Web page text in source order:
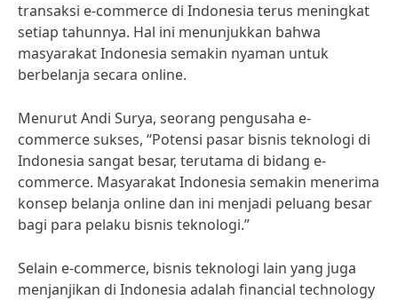
transaksi e-commerce di Indonesia terus meningkat
setiap tahunnya. Hal ini menunjukkan bahwa
masyarakat Indonesia semakin nyaman untuk
berbelanja secara online.
Menurut Andi Surya, seorang pengusaha e-
commerce sukses, “Potensi pasar bisnis teknologi di
Indonesia sangat besar, terutama di bidang e-
commerce. Masyarakat Indonesia semakin menerima
konsep belanja online dan ini menjadi peluang besar
bagi para pelaku bisnis teknologi.”
Selain e-commerce, bisnis teknologi lain yang juga
menjanjikan di Indonesia adalah financial technology